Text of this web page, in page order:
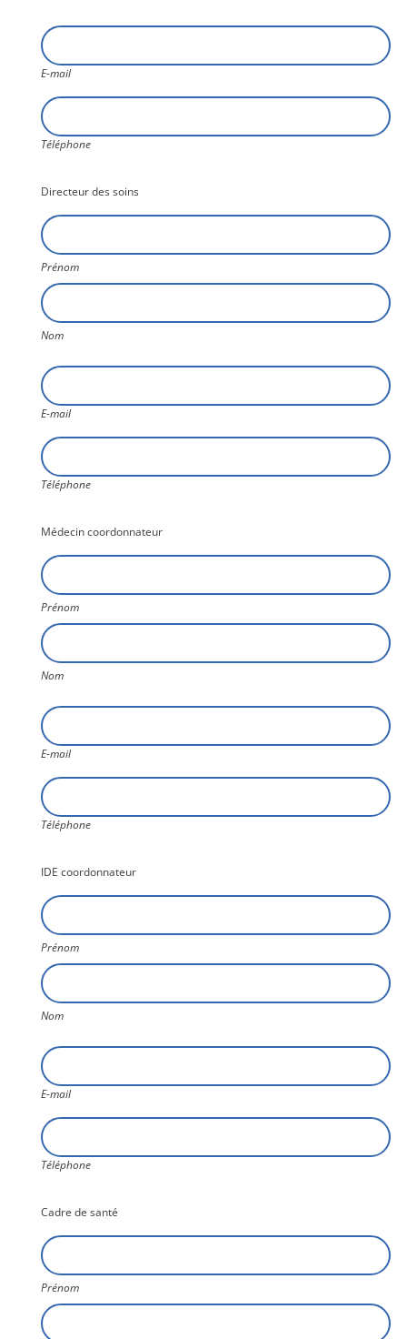
E-
mail
E-mail
Téléphone
Téléphone
Directeur des soins
Nom5
Prénom
Nom
E-
mail
E-mail
Téléphone
Téléphone
Médecin coordonnateur
Nom6
Prénom
Nom
E-
mail
E-mail
Téléphone
Téléphone
IDE coordonnateur
Nom7
Prénom
Nom
E-
mail
E-mail
Téléphone
Téléphone
Cadre de santé
Nom8
Prénom